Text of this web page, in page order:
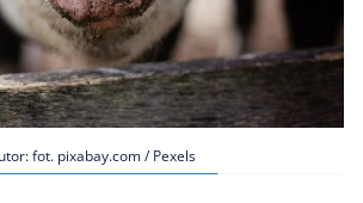
fot. pixabay.com / Pexels